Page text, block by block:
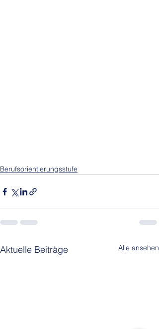
Berufsorientierungsstufe
Aktuelle Beiträge Alle ansehen